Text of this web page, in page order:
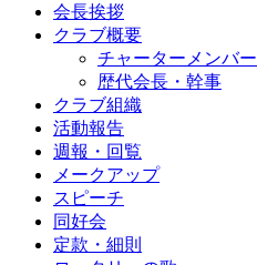
会長挨拶
クラブ概要
チャーターメンバー
歴代会長・幹事
クラブ組織
活動報告
週報・回覧
メークアップ
スピーチ
同好会
定款・細則